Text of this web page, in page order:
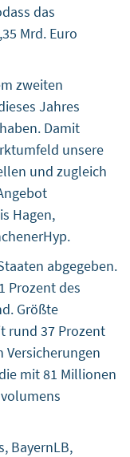
das
Mrd. Euro
zweiten
Jahres
Damit
unsere
und zugleich
Hagen,
abgegeben.
Prozent des
Größte
rund 37 Prozent
Versicherungen
mit 81 Millionen
BayernLB,